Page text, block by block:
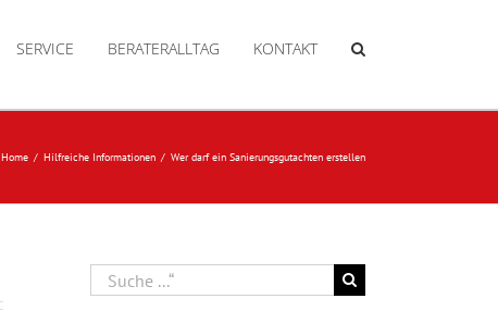
SERVICE BERATERALLTAG KONTAKT
Home Hilfreiche Informationen Wer darf ein Sanierungsgutachten erstellen
Suche
nach: